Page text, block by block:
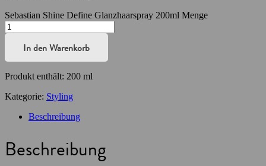
Sebastian Shine Define Glanzhaarspray 200ml Menge
In den Warenkorb
Produkt enthält: 200 ml
Kategorie: Styling
Beschreibung
Beschreibung